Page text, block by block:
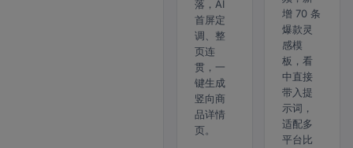
落，AI
首屏定
调、整
页连
贯，一
键生成
竖向商
品详情
页。
增 70 条
爆款灵
感模
板，看
中直接
带入提
示词，
适配多
平台比